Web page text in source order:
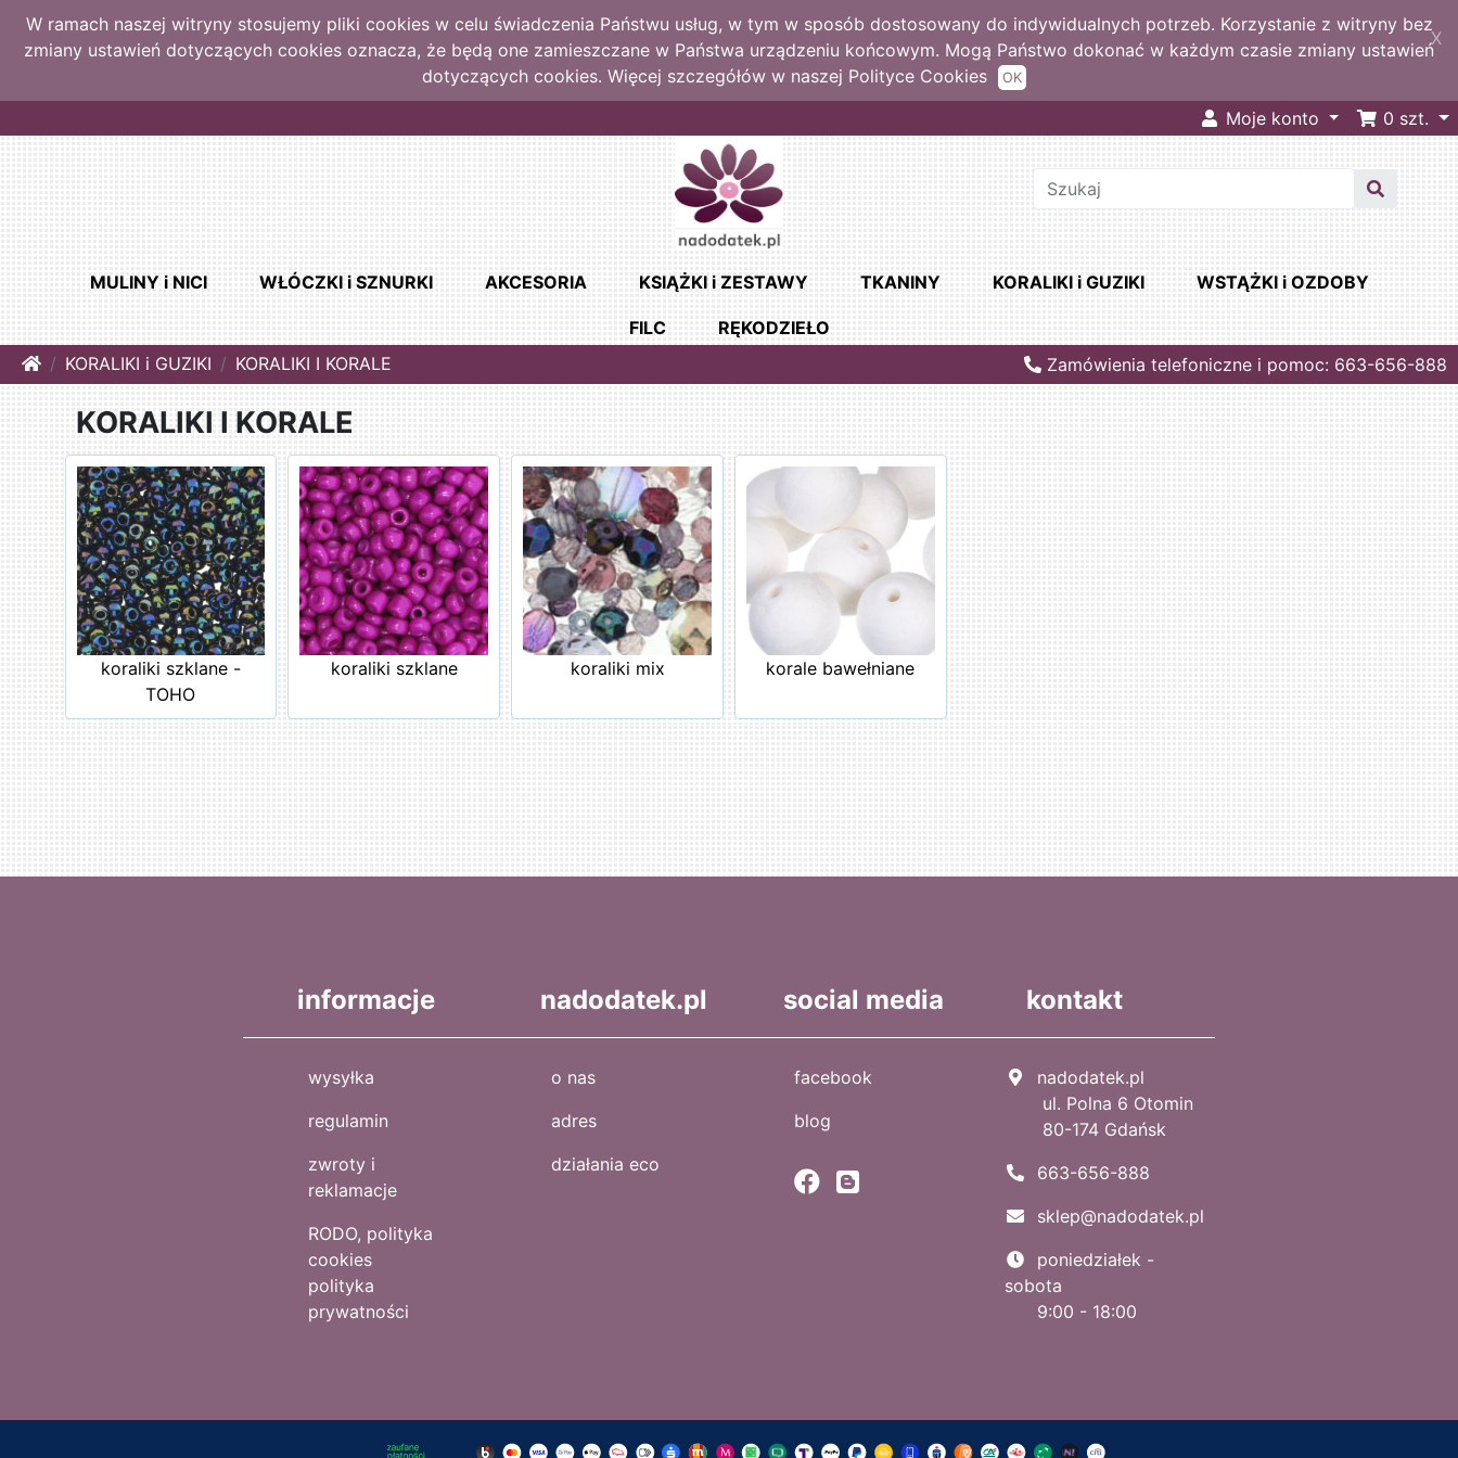
W ramach naszej witryny stosujemy pliki cookies w celu świadczenia Państwu usług, w tym w sposób dostosowany do indywidualnych potrzeb. Korzystanie z witryny bez
zmiany ustawień dotyczących cookies oznacza, że będą one zamieszczane w Państwa urządzeniu końcowym. Mogą Państwo dokonać w każdym czasie zmiany ustawień
dotyczących cookies. Więcej szczegółów w naszej Polityce Cookies
X
OK
Moje konto 0 szt.
MULINY i NICI WŁÓCZKI i SZNURKI AKCESORIA KSIĄŻKI i ZESTAWY TKANINY KORALIKI i GUZIKI WSTĄŻKI i OZDOBY
FILC
RĘKODZIEŁO
HomeKORALIKI i GUZIKI KORALIKI I KORALE Zamówienia telefoniczne i pomoc: 663-656-888
KORALIKI I KORALE
koraliki szklane -
TOHO
koraliki szklane koraliki mix korale bawełniane
informacje
wysyłka
regulamin
zwroty i
reklamacje
RODO, polityka
cookies
polityka
prywatności
nadodatek.pl
o nas
adres
działania eco
social media
facebook
blog
kontakt
nadodatek.pl
ul. Polna 6 Otomin
80-174 Gdańsk
663-656-888
sklep@nadodatek.pl
poniedziałek -
sobota
9:00 - 18:00